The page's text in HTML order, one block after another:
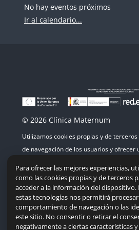
No hay eventos próximos
Ir al calendario...
© 2026 Clínica Maternum
Utilizamos cookies propias y de
de navegación de los usuarios y ofrecer
su uso.
Mapa del sitio | Accesibilidad |
Para ofrecer las mejores experiencias,
como las cookies propias y de terceros
acceder a la información del
estas tecnologías nos permitirá
comportamiento de navegación o las
este sitio. No consentir o retirar el
negativamente a ciertas características